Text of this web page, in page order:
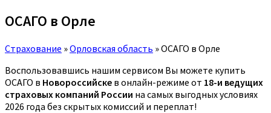
ОСАГО в Орле
Страхование »Орловская область »ОСАГО в Орле
Воспользовавшись нашим сервисом Вы можете купить
ОСАГО в Новороссийске в онлайн-режиме от 18-и ведущих
страховых компаний России на самых выгодных условиях
2026 года без скрытых комиссий и переплат!